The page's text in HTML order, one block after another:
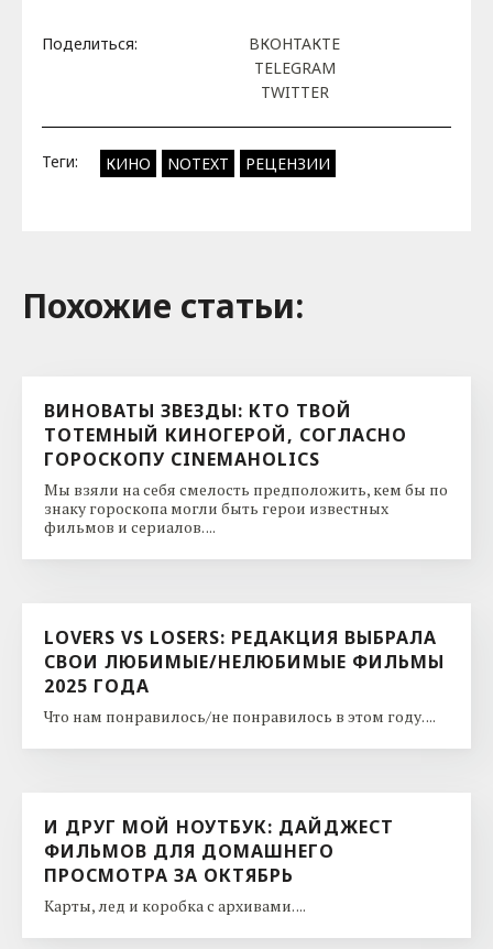
Поделиться:
ВКОНТАКТЕ
TELEGRAM
TWITTER
Теги: КИНО NOTEXT РЕЦЕНЗИИ
Похожие cтатьи:
ВИНОВАТЫ ЗВЕЗДЫ: КТО ТВОЙ
ТОТЕМНЫЙ КИНОГЕРОЙ, СОГЛАСНО
ГОРОСКОПУ CINEMAHOLICS
Мы взяли на себя смелость предположить, кем бы по
знаку гороскопа могли быть герои известных
фильмов и сериалов. ...
LOVERS VS LOSERS: РЕДАКЦИЯ ВЫБРАЛА
СВОИ ЛЮБИМЫЕ/НЕЛЮБИМЫЕ ФИЛЬМЫ
2025 ГОДА
Что нам понравилось/не понравилось в этом году. ...
И ДРУГ МОЙ НОУТБУК: ДАЙДЖЕСТ
ФИЛЬМОВ ДЛЯ ДОМАШНЕГО
ПРОСМОТРА ЗА ОКТЯБРЬ
Карты, лед и коробка с архивами. ...